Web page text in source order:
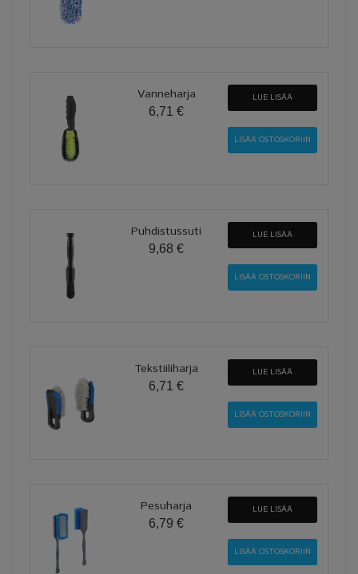
Vanneharja
6,71 €
LUE LISÄÄ
Puhdistussuti
9,68 €
LUE LISÄÄ
Tekstiiliharja
6,71 €
LUE LISÄÄ
Pesuharja
6,79 €
LUE LISÄÄ